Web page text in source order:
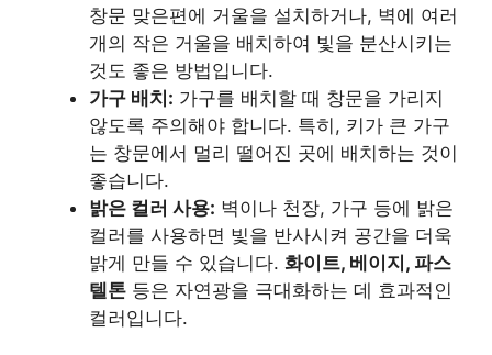
창문 맞은편에 거울을 설치하거나, 벽에 여러
개의 작은 거울을 배치하여 빛을 분산시키는
것도 좋은 방법입니다.
가구 배치: 가구를 배치할 때 창문을 가리지
않도록 주의해야 합니다. 특히, 키가 큰 가구
는 창문에서 멀리 떨어진 곳에 배치하는 것이
좋습니다.
밝은 컬러 사용: 벽이나 천장, 가구 등에 밝은
컬러를 사용하면 빛을 반사시켜 공간을 더욱
밝게 만들 수 있습니다. 화이트, 베이지, 파스
텔톤 등은 자연광을 극대화하는 데 효과적인
컬러입니다.